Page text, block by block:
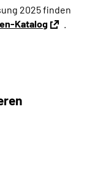
2025 finden
Katalog